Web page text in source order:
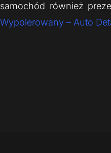
samochód również
Wypolerowany – Auto